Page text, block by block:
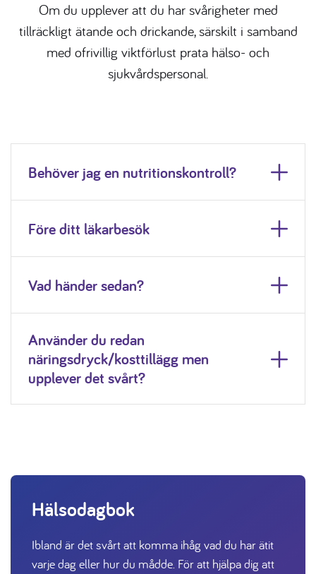
Om du upplever att du har svårigheter med
tillräckligt ätande och drickande, särskilt i samband
med ofrivillig viktförlust prata hälso- och
sjukvårdspersonal.
Behöver jag en nutritionskontroll?
Före ditt läkarbesök
Vad händer sedan?
Använder du redan
näringsdryck/kosttillägg men
upplever det svårt?
Hälsodagbok
Ibland är det svårt att komma ihåg vad du har ätit
varje dag eller hur du mådde. För att hjälpa dig att